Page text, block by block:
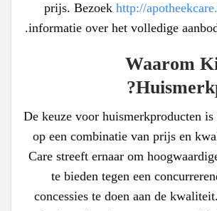
prijs. Bezoek http://
informatie over het volledige
Waarom
De keuze voor huismerkproducten is
op een combinatie van prijs en
Care streeft ernaar om
te bieden tegen een
concessies te doen aan de